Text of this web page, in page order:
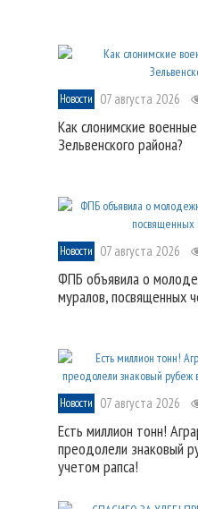
Новости 07 августа 2026
Как слонимские
Зельвенского района?
Новости 07 августа 2026
ФПБ объявила о
муралов, посвященных
Новости 07 августа 2026
Есть миллион тонн!
преодолели знаковый
учетом рапса!